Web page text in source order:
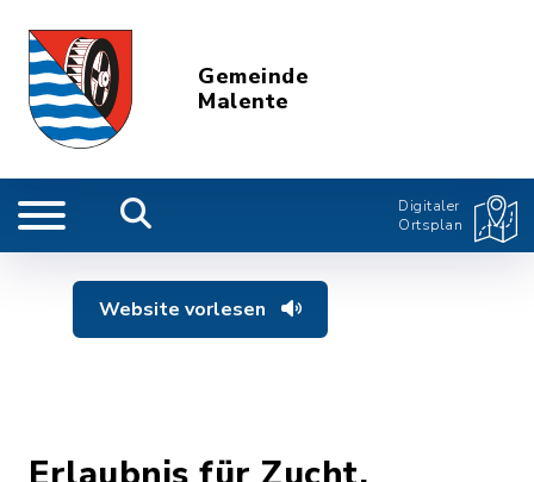
Gemeinde
Malente
Digitaler
Ortsplan
Website vorlesen